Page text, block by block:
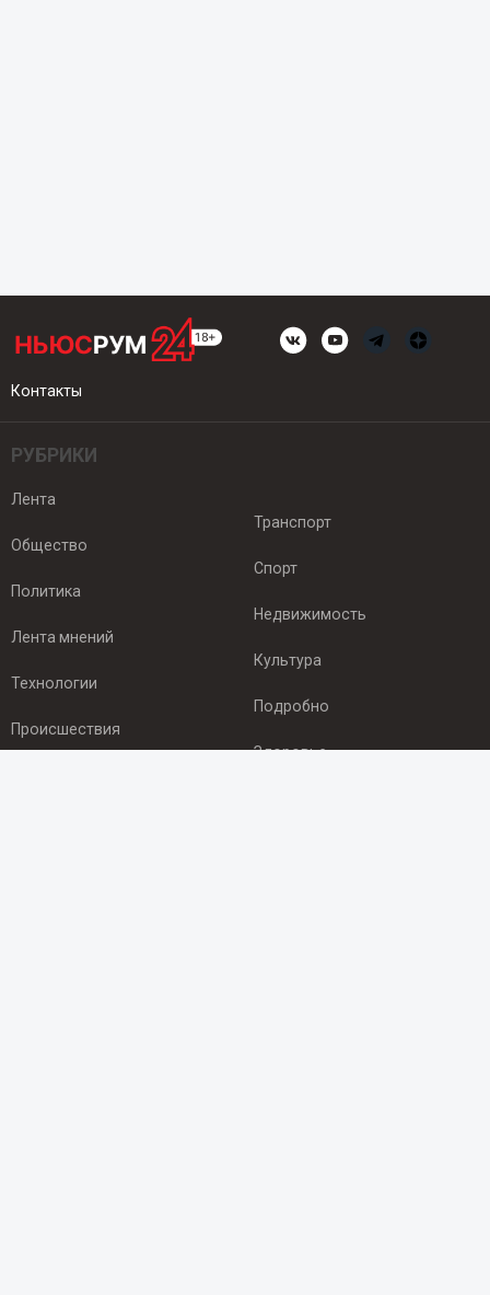
Контакты
РУБРИКИ
Лента
Общество
Политика
Лента мнений
Технологии
Происшествия
Транспорт
Спорт
Недвижимость
Культура
Подробно
Здоровье